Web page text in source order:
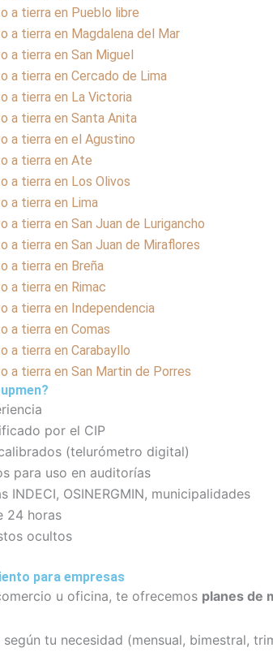
a tierra en Pueblo libre
a tierra en Magdalena del Mar
a tierra en San Miguel
a tierra en Cercado de Lima
a tierra en La Victoria
a tierra en Santa Anita
a tierra en el Agustino
a tierra en Ate
a tierra en Los Olivos
a tierra en Lima
a tierra en San Juan de Lurigancho
a tierra en San Juan de Miraflores
a tierra en Breña
a tierra en Rimac
a tierra en Independencia
a tierra en Comas
a tierra en Carabayllo
a tierra en San Martin de Porres
por el CIP
(telurómetro digital)
para uso en auditorías
OSINERGMIN, municipalidades
24 horas
ocultos
para empresas
u oficina, te ofrecemos planes de
tu necesidad (mensual, bimestral,